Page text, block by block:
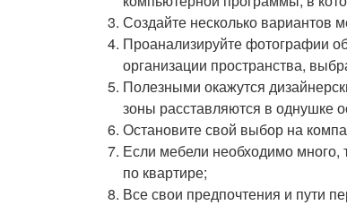
Создайте несколько вариантов
Проанализируйте фотографии
организации пространства,
Полезными окажутся
зоны расставляются в однушке
Остановите свой выбор на
Если мебели необходимо много,
по квартире;
Все свои предпочтения и пути